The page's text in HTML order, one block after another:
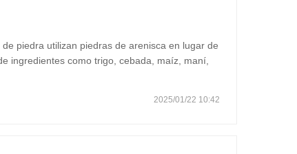
piedra utilizan piedras de arenisca en lugar de
ingredientes como trigo, cebada, maíz, maní,
2025/01/22 10:42